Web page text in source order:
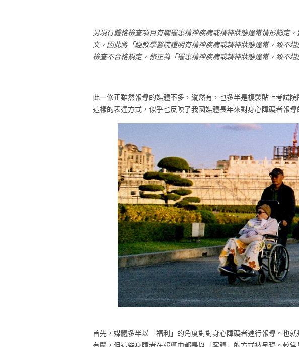
另現行體格檢查項目有關罹患精神疾病或精神狀態違常情形認定
文，因此將「經教學醫院證明有精神疾病或精神狀態違常，致不
檢查不合格規定，修正為「罹患精神疾病或精神狀態違常，致不堪
此一修正雖然報導的媒體不多，縱然有，也多半是複製貼上考試
這樣的表達方式，似乎也反映了我國媒體長年來對身心障礙者報導
首先，媒體多半以「福利」的角度對對身心障礙者進行報導。也